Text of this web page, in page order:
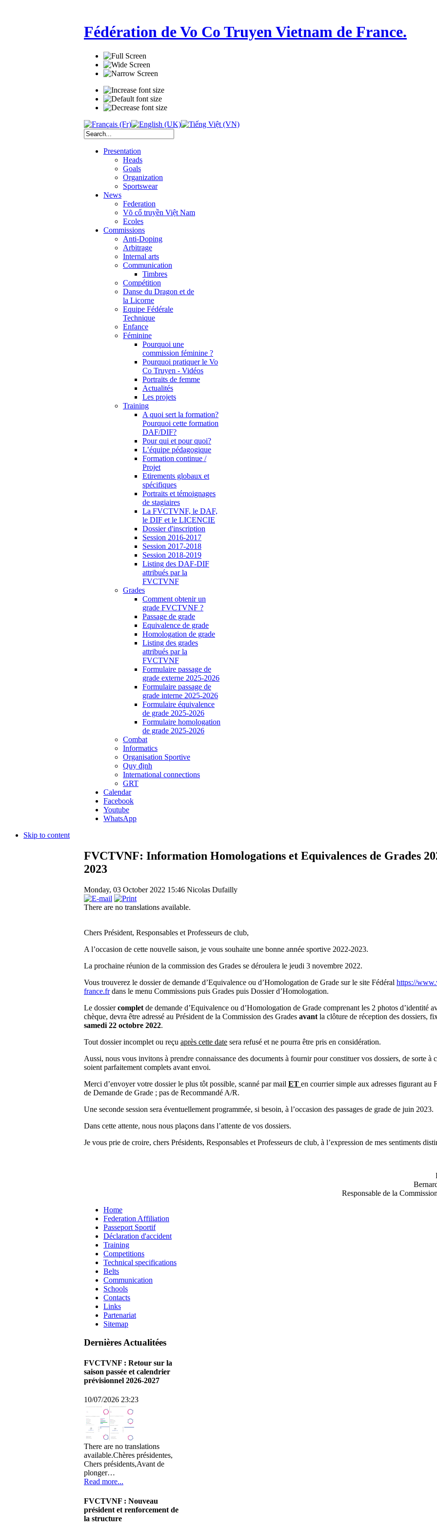
Fédération de Vo Co Truyen Vietnam de France.
Presentation
Heads
Goals
Organization
Sportswear
News
Federation
Võ cổ truyền Việt Nam
Ecoles
Commissions
Anti-Doping
Arbitrage
Internal arts
Communication
Timbres
Compétition
Danse du Dragon et de
la Licorne
Equipe Fédérale
Technique
Enfance
Féminine
Pourquoi une
commission féminine ?
Pourquoi pratiquer le Vo
Co Truyen - Vidéos
Portraits de femme
Actualités
Les projets
Training
A quoi sert la formation?
Pourquoi cette formation
DAF/DIF?
Pour qui et pour quoi?
L’équipe pédagogique
Formation continue /
Projet
Etirements globaux et
spécifiques
Portraits et témoignages
de stagiaires
La FVCTVNF, le DAF,
le DIF et le LICENCIE
Dossier d'inscription
Session 2016-2017
Session 2017-2018
Session 2018-2019
Listing des DAF-DIF
attribués par la
FVCTVNF
Grades
Comment obtenir un
grade FVCTVNF ?
Passage de grade
Equivalence de grade
Homologation de grade
Listing des grades
attribués par la
FVCTVNF
Formulaire passage de
grade externe 2025-2026
Formulaire passage de
grade interne 2025-2026
Formulaire équivalence
de grade 2025-2026
Formulaire homologation
de grade 2025-2026
Combat
Informatics
Organisation Sportive
Quy định
International connections
GRT
Calendar
Facebook
Youtube
WhatsApp
Skip to content
FVCTVNF: Information Homologations et Equivalences de Grades
2023
Monday, 03 October 2022 15:46 Nicolas Dufailly
There are no translations available.
Chers Président, Responsables et Professeurs de club,
A l’occasion de cette nouvelle saison, je vous souhaite une bonne année sportive 2022-2023.
La prochaine réunion de la commission des Grades se déroulera le jeudi 3 novembre 2022.
Vous trouverez le dossier de demande d’Equivalence ou d’Homologation de Grade sur le site Fédéral https://
france.frdans le menu Commissions puis Grades puis Dossier d’Homologation.
Le dossiercomplet de demande d’Equivalence ou d’Homologation de Grade comprenant les 2 photos d’identité
chèque, devra être adressé au Président de la Commission des Grades avant la clôture de réception des dossiers,
samedi 22 octobre 2022.
Tout dossier incomplet ou reçu après cette date sera refusé et ne pourra être pris en considération.
Aussi, nous vous invitons à prendre connaissance des documents à fournir pour constituer vos dossiers, de sorte à
soient parfaitement complets avant envoi.
Merci d’envoyer votre dossier le plus tôt possible, scanné par mail ET en courrier simple aux adresses figurant au
de Demande de Grade ; pas de Recommandé A/R.
Une seconde session sera éventuellement programmée, si besoin, à l’occasion des passages de grade de juin 2023.
Dans cette attente, nous nous plaçons dans l’attente de vos dossiers.
Je vous prie de croire, chers Présidents, Responsables et Professeurs de club, à l’expression de mes sentiments
Responsable de la
Home
Federation Affiliation
Passeport Sportif
Déclaration d'accident
Training
Competitions
Technical specifications
Belts
Communication
Schools
Contacts
Links
Partenariat
Sitemap
Dernières Actualitées
FVCTVNF : Retour sur la
saison passée et calendrier
prévisionnel 2026-2027
10/07/2026 23:23
There are no translations
available.Chères présidentes,
Chers présidents,Avant de
plonger…
Read more...
FVCTVNF : Nouveau
président et renforcement de
la structure